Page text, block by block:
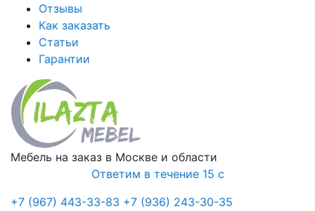
Отзывы
Как заказать
Статьи
Гарантии
Мебель на заказ в Москве и области
Ответим в течение 15 с
+7 (967) 443-33-83 +7 (936) 243-30-35